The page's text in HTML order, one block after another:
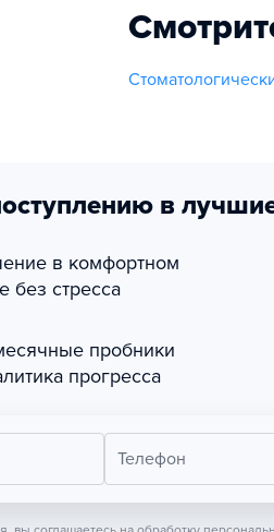
в
в комфортном
без стресса
пробники
прогресса
Телефон